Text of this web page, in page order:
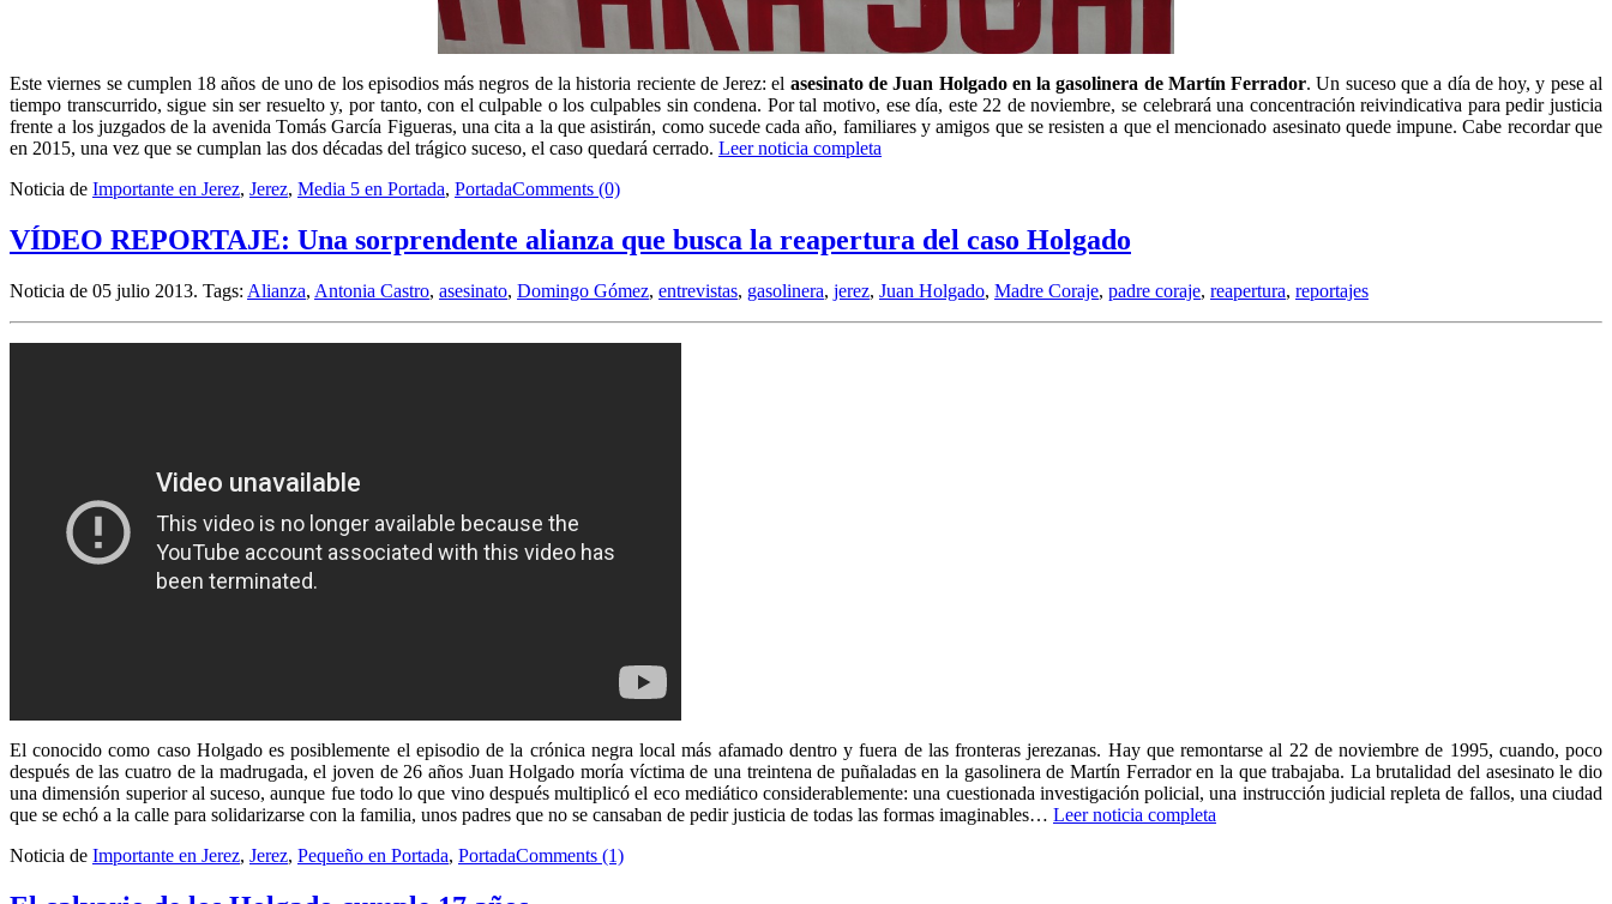
Este viernes se cumplen 18 años de uno de los episodios más negros de la historia reciente de Jerez: el asesinato de Juan Holgado en la gasolinera de Martín Ferrador. Un suceso que a día de hoy, y pese al
tiempo transcurrido, sigue sin ser resuelto y, por tanto, con el culpable o los culpables sin condena. Por tal motivo, ese día, este 22 de noviembre, se celebrará una concentración reivindicativa para pedir justicia
frente a los juzgados de la avenida Tomás García Figueras, una cita a la que asistirán, como sucede cada año, familiares y amigos que se resisten a que el mencionado asesinato quede impune. Cabe recordar que
en 2015, una vez que se cumplan las dos décadas del trágico suceso, el caso quedará cerrado. Leer noticia completa
Noticia de Importante en Jerez, Jerez, Media 5 en Portada, PortadaComments (0)
VÍDEO REPORTAJE: Una sorprendente alianza que busca la reapertura del caso Holgado
Noticia de 05 julio 2013. Tags: Alianza, Antonia Castro, asesinato, Domingo Gómez, entrevistas, gasolinera, jerez, Juan Holgado, Madre Coraje, padre coraje, reapertura, reportajes
El conocido como caso Holgado es posiblemente el episodio de la crónica negra local más afamado dentro y fuera de las fronteras jerezanas. Hay que remontarse al 22 de noviembre de 1995, cuando, poco
después de las cuatro de la madrugada, el joven de 26 años Juan Holgado moría víctima de una treintena de puñaladas en la gasolinera de Martín Ferrador en la que trabajaba. La brutalidad del asesinato le dio
una dimensión superior al suceso, aunque fue todo lo que vino después multiplicó el eco mediático considerablemente: una cuestionada investigación policial, una instrucción judicial repleta de fallos, una ciudad
que se echó a la calle para solidarizarse con la familia, unos padres que no se cansaban de pedir justicia de todas las formas imaginables… Leer noticia completa
Noticia de Importante en Jerez, Jerez, Pequeño en Portada, PortadaComments (1)